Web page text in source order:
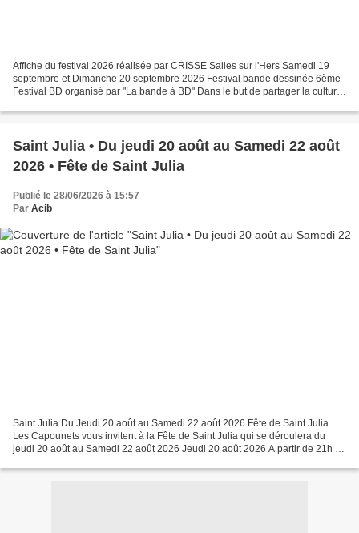
Affiche du festival 2026 réalisée par CRISSE Salles sur l'Hers Samedi 19
septembre et Dimanche 20 septembre 2026 Festival bande dessinée 6ème
Festival BD organisé par "La bande à BD" Dans le but de partager la culture
Saint Julia • Du jeudi 20 août au Samedi 22 août
2026 • Fête de Saint Julia
Publié le 28/06/2026 à 15:57
Par Acib
Saint Julia Du Jeudi 20 août au Samedi 22 août 2026 Fête de Saint Julia
Les Capounets vous invitent à la Fête de Saint Julia qui se déroulera du
jeudi 20 août au Samedi 22 août 2026 Jeudi 20 août 2026 A partir de 21h :